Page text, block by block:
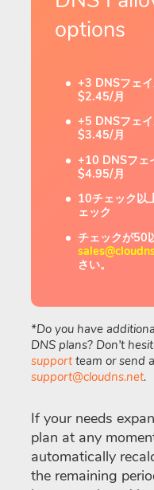
options
+3 DNSフェ
$2.45/月
+5 DNSフェ
$3.45/月
+10 DNSフェ
$4.95/月
10チェック以
ェック
チェックが50
さい。
*Do you have
DNS plans? Don’t
support team or send
support@cloudns.net.
If your needs
plan at any
automatically
the remaining